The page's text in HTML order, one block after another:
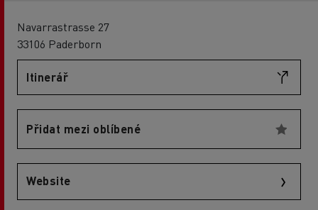
Navarrastrasse 27
33106 Paderborn
Itinerář
Přidat mezi oblíbené
Website